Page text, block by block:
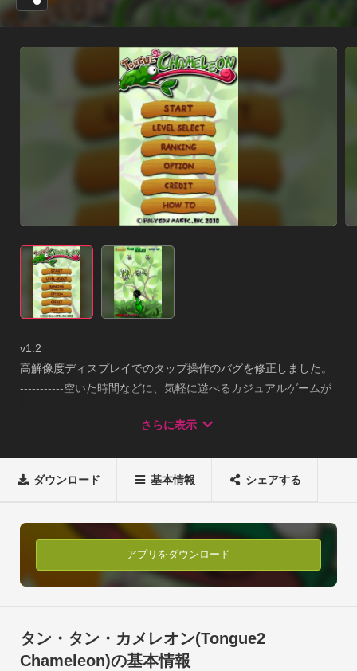
v1.2
高解像度ディスプレイでのタップ操作のバグを修正しました。
-----------空いた時間などに、気軽に遊べるカジュアルゲームが
◆ 特長1. 簡単で遊びやすい全60ステージ！
キャッチ☆
3. スコアが減点される毒虫もいるので要注意！
4. お腹を空かせたクモが現れたら、ゆっくりできないぞ！クモ
ごと食べちゃえ♪
さの範囲内で移動させたい場所をタップします。
2. カメレオンから虫のいる方向に指をはじくと、舌が伸び、虫
さらに表示
ダウンロード 基本情報 シェアする
アプリをダウンロード
タン・タン・カメレオン(Tongue2
Chameleon)の基本情報